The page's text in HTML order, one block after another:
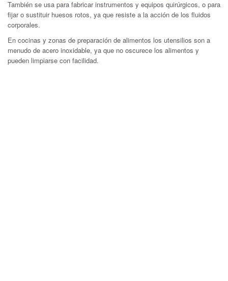
También se usa para fabricar instrumentos y equipos quirúrgicos, o para
fijar o sustituir huesos rotos, ya que resiste a la acción de los fluidos
corporales.
En cocinas y zonas de preparación de alimentos los utensilios son a
menudo de acero inoxidable, ya que no oscurece los alimentos y
pueden limpiarse con facilidad.